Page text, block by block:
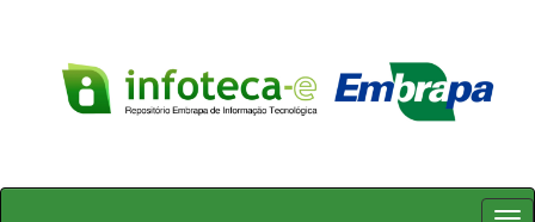
Skip